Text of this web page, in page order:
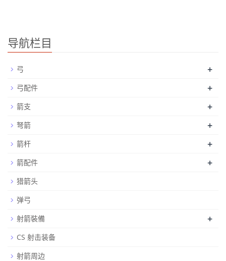
导航栏目
弓 +
弓配件 +
箭支 +
弩箭 +
箭杆 +
箭配件 +
猎箭头
弹弓
射箭裝備
+
CS 射击装备
射箭周边